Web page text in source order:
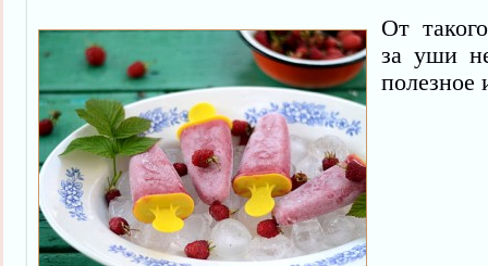
От
за уши
полезное